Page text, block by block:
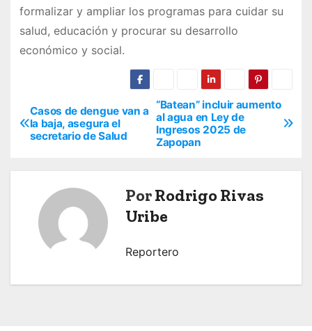
formalizar y ampliar los programas para cuidar su
salud, educación y procurar su desarrollo
económico y social.
N
a
c
“Batean” incluir aumento
al agua en Ley de
Ingresos 2025 de
Zapopan
Casos de dengue van a
la baja, asegura el
secretario de Salud
PorRodrigo Rivas
Uribe
Reportero